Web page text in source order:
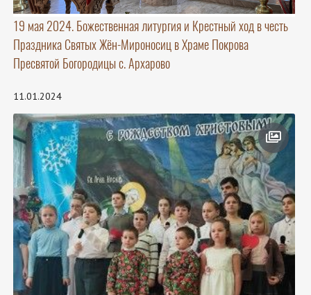
19 мая 2024. Божественная литургия и Крестный ход в честь
Праздника Святых Жён-Мироносиц в Храме Покрова
Пресвятой Богородицы с. Архарово
11.01.2024